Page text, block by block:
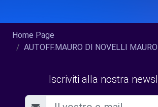
Home Page
AUTOFF.MAURO DI NOVELLI
Iscriviti alla nostra